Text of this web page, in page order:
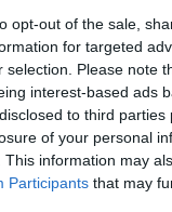
opt-out of the sale,
for targeted
selection. Please note
interest-based ads
to third
of your personal
This information may
Participants that may
lopšelio
iki septynių,
Planuojame,
šį lopšelį-